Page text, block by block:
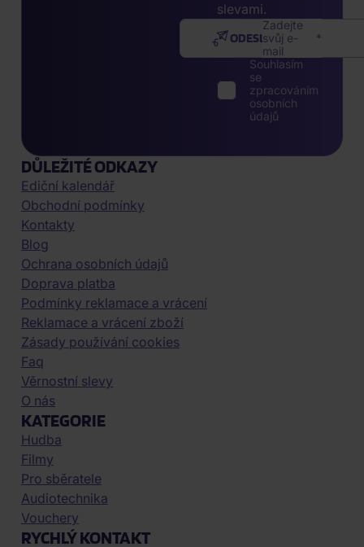
slevami.
Zadejte
svůj e-
mail
ODESLAT
Souhlasím
se
zpracováním
osobních
údajů
DŮLEŽITÉ ODKAZY
Ediční kalendář
Obchodní podmínky
Kontakty
Blog
Ochrana osobních údajů
Doprava platba
Podmínky reklamace a vrácení
Reklamace a vrácení zboží
Zásady používání cookies
Faq
Věrnostní slevy
O nás
KATEGORIE
Hudba
Filmy
Pro sběratele
Audiotechnika
Vouchery
RYCHLÝ KONTAKT